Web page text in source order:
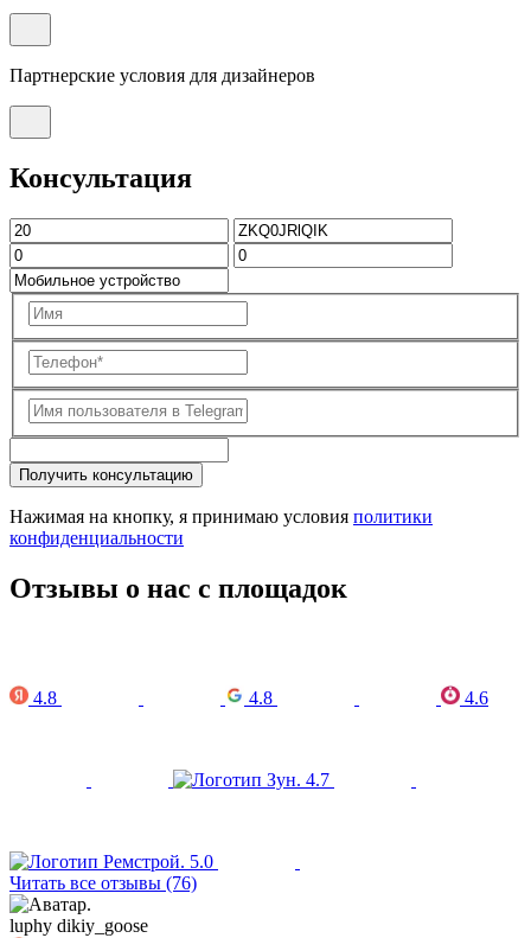
Партнерские условия для дизайнеров
Консультация
Получить консультацию
Нажимая на кнопку, я принимаю условия политики
конфиденциальности
Отзывы о нас с площадок
4.8 4.8 4.6
4.7
5.0
Читать все отзывы (76)
luphy dikiy_goose